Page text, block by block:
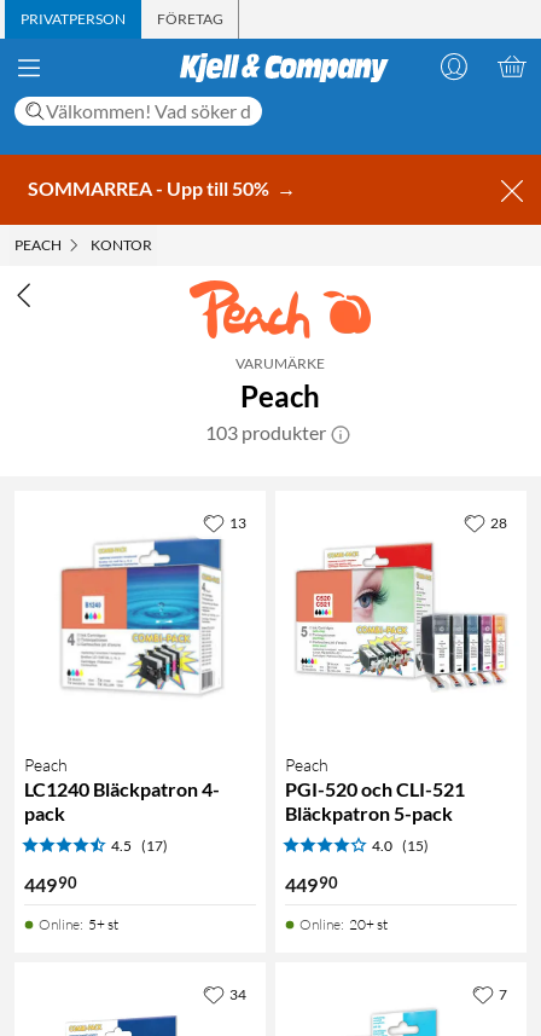
PRIVATPERSON FÖRETAG
SOMMARREA - Upp till 50% →
PEACH KONTOR
VARUMÄRKE
Peach
103 produkter
Peach
LC1240 Bläckpatron 4-
pack
4.5 (17)
44990
Online: 5+ st
13
Peach
PGI-520 och CLI-521
Bläckpatron 5-pack
4.0 (15)
44990
Online: 20+ st
28
34 7